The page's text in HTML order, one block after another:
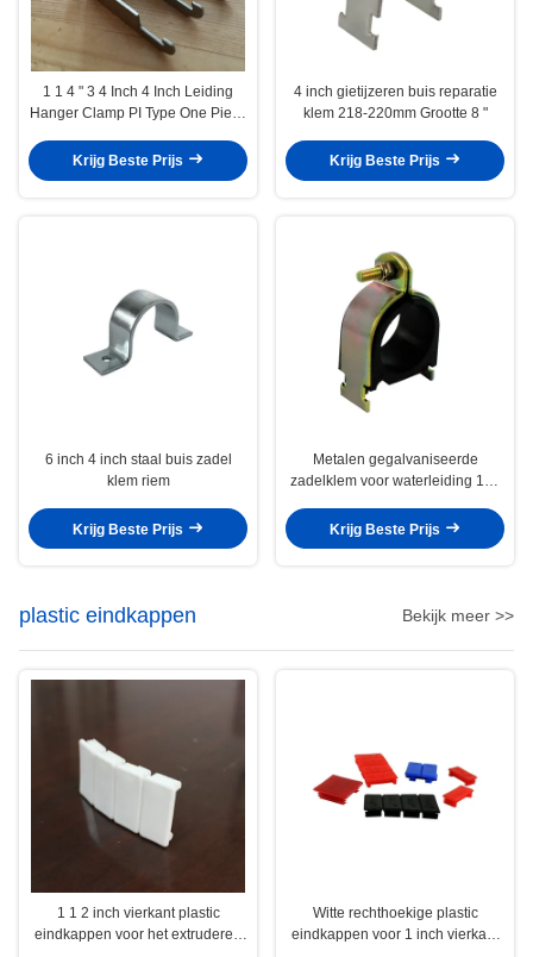
1 1 4 " 3 4 Inch 4 Inch Leiding
Hanger Clamp PI Type One Piece
Krijg Beste Prijs
4 inch gietijzeren buis reparatie
klem 218-220mm Grootte 8 "
Krijg Beste Prijs
6 inch 4 inch staal buis zadel
klem riem
Krijg Beste Prijs
Metalen gegalvaniseerde
zadelklem voor waterleiding 165
Strut Channel 6 inch
Krijg Beste Prijs
plastic eindkappen Bekijk meer >>
1 1 2 inch vierkant plastic
eindkappen voor het extruderen
Witte rechthoekige plastic
eindkappen voor 1 inch vierkant